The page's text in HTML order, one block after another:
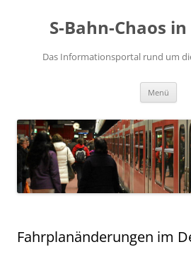
S-Bahn-Chaos
Das Informationsportal rund um
Menü
Fahrplanänderungen im